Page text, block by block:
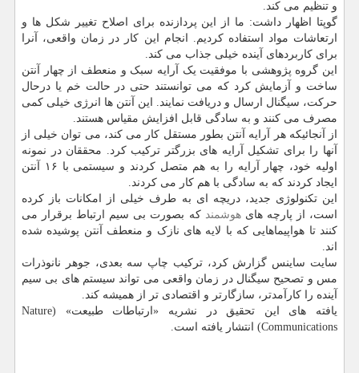
و تنظیم می کند.
گوپتا اظهار داشت: ما از این پردازنده برای اصلاح تغییر شکل ها و
ارتعاشات مواد استفاده کردیم. انجام این کار در زمان واقعی، آنرا
برای کاربردهای آینده خیلی جذاب می کند.
این گروه پژوهشی با موفقیت یک آرایه سبک و منعطف از چهار آنتن
ساخت و آزمایش کرد که می توانستند حتی در حالت خم یا درحال
حرکت، سیگنال ارسال و دریافت نمایند. این آنتن ها انرژی خیلی کمی
مصرف می کنند و به سادگی قابل افزایش مقیاس هستند.
از آنجائیکه هر آرایه آنتن بطور مستقل کار می کند، می توان خیلی از
آنها را برای تشکیل آرایه های بزرگتر ترکیب کرد. محققان در نمونه
اولیه خود، چهار آرایه را به هم متصل کردند و سیستمی با ۱۶ آنتن
ایجاد کردند که به سادگی با هم کار می کردند.
این تکنولوژی جدید، دریچه ای به طرف خیلی از امکانات باز کرده
است، از پارچه هایهوشمند که بصورت بی سیم ارتباط برقرار می
کنند تا هواپیماهایی که با لایه های نازک و منعطف آنتن پوشیده شده
اند.
سایت ساینس گزارش کرد، ترکیب چاپ سه بعدی، جوهر نانوذرات
مس و تصحیح سیگنال در زمان واقعی می تواند سیستم های بی سیم
آینده را کارآمدتر، سازگارتر و اقتصادی تر از همیشه کند.
یافته های این تحقیق در نشریه «ارتباطات طبیعت» (Nature
Communications) انتشار یافته است.